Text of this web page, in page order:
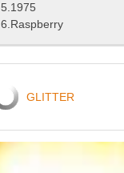
5.1975
6.Raspberry
GLITTER